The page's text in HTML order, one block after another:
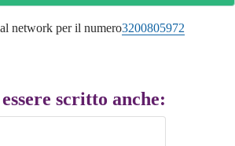
network per il numero3200805972
scritto anche: